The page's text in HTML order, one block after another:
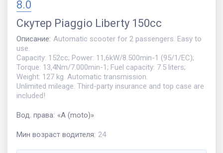
8.0
Скутер Piaggio Liberty 150cc
Описание: Automatic scooter for 2 passengers. Easy to
use.
Capacity: 152cc; Power: 11,6kW/8.500min-1 (95/1/EC);
Torque: 13,4Nm/7.000min-1; Fuel capacity: 7.5 liters;
Weight: 127 kg. Automatic transmission.
Unlimited mileage. Third-party insurance and top case are
included!
Вод. права: «A (moto)»
Мин возраст водителя: 24